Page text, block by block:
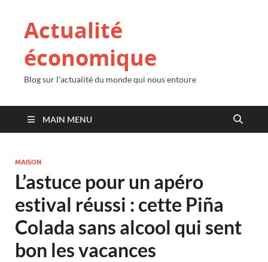
Actualité
économique
Blog sur l'actualité du monde qui nous entoure
MAIN MENU
MAISON
L’astuce pour un apéro
estival réussi : cette Piña
Colada sans alcool qui sent
bon les vacances